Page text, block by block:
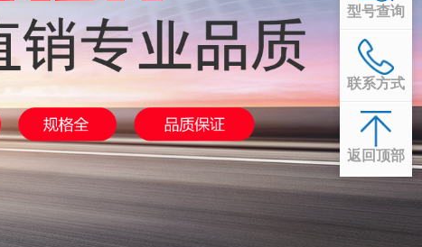
型号查询
联系方式
返回顶部